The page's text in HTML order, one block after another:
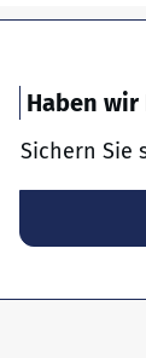
Haben wir
Sichern Sie